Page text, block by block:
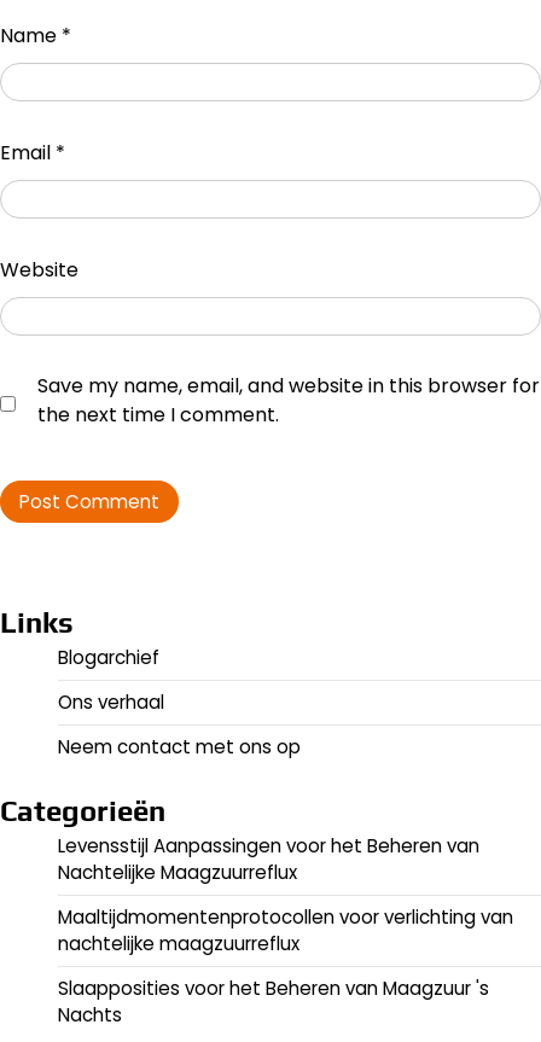
Name *
Email *
Website
Save my name, email, and website in this browser for
the next time I comment.
Links
Blogarchief
Ons verhaal
Neem contact met ons op
Categorieën
Levensstijl Aanpassingen voor het Beheren van
Nachtelijke Maagzuurreflux
Maaltijdmomentenprotocollen voor verlichting van
nachtelijke maagzuurreflux
Slaapposities voor het Beheren van Maagzuur 's
Nachts